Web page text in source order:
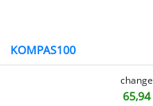
KOMPAS100
change
65,94